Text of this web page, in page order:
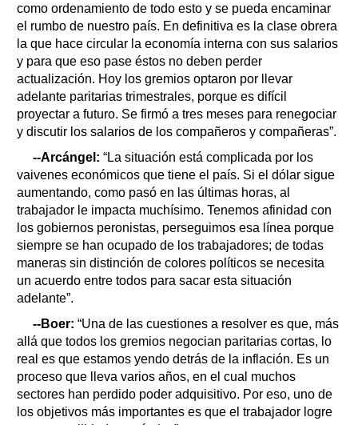
como ordenamiento de todo esto y se pueda encaminar
el rumbo de nuestro país. En definitiva es la clase obrera
la que hace circular la economía interna con sus salarios
y para que eso pase éstos no deben perder
actualización. Hoy los gremios optaron por llevar
adelante paritarias trimestrales, porque es difícil
proyectar a futuro. Se firmó a tres meses para renegociar
y discutir los salarios de los compañeros y compañeras”.
--Arcángel: “La situación está complicada por los
vaivenes económicos que tiene el país. Si el dólar sigue
aumentando, como pasó en las últimas horas, al
trabajador le impacta muchísimo. Tenemos afinidad con
los gobiernos peronistas, perseguimos esa línea porque
siempre se han ocupado de los trabajadores; de todas
maneras sin distinción de colores políticos se necesita
un acuerdo entre todos para sacar esta situación
adelante”.
--Boer: “Una de las cuestiones a resolver es que, más
allá que todos los gremios negocian paritarias cortas, lo
real es que estamos yendo detrás de la inflación. Es un
proceso que lleva varios años, en el cual muchos
sectores han perdido poder adquisitivo. Por eso, uno de
los objetivos más importantes es que el trabajador logre